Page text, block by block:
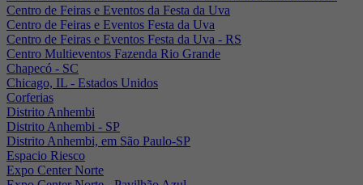
Centro de Feiras e Eventos da Festa da Uva
Centro de Feiras e Eventos Festa da Uva
Centro de Feiras e Eventos Festa da Uva - RS
Centro Multieventos Fazenda Rio Grande
Chapecó - SC
Chicago, IL - Estados Unidos
Corferias
Distrito Anhembi
Distrito Anhembi - SP
Distrito Anhembi, em São Paulo-SP
Espacio Riesco
Expo Center Norte